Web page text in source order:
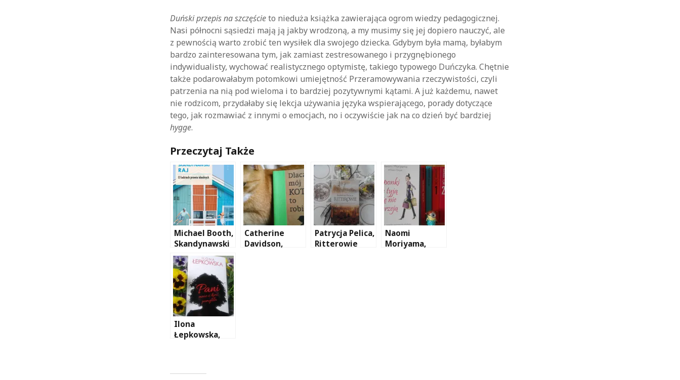
Duński przepis na szczęścieto nieduża książka zawierająca ogrom wiedzy pedagogicznej.
Nasi północni sąsiedzi mają ją jakby wrodzoną, a my musimy się jej dopiero nauczyć, ale
z pewnością warto zrobić ten wysiłek dla swojego dziecka. Gdybym była mamą, byłabym
bardzo zainteresowana tym, jak zamiast zestresowanego i przygnębionego
indywidualisty, wychować realistycznego optymistę, takiego typowego Duńczyka. Chętnie
także podarowałabym potomkowi umiejętność Przeramowywania rzeczywistości, czyli
patrzenia na nią pod wieloma i to bardziej pozytywnymi kątami. A już każdemu, nawet
nie rodzicom, przydałaby się lekcja używania języka wspierającego, porady dotyczące
tego, jak rozmawiać z innymi o emocjach, no i oczywiście jak na co dzień być bardziej
hygge.
Przeczytaj Także
Michael Booth,
Skandynawski
raj. O ludziach
prawie
idealnych
Catherine
Davidson,
Patrycja Pelica,
Ritterowie
Naomi
Moriyama,
Ilona
Łepkowska,